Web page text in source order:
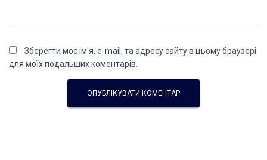
Зберегти моє ім'я, e-mail, та адресу сайту в цьому браузері
для моїх подальших коментарів.